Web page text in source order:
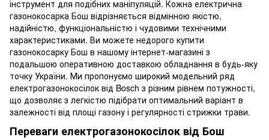
інструмент для подібних маніпуляцій. Кожна електрична
газонокосарка Бош відрізняється відмінною якістю,
надійністю, функціональністю і чудовими технічними
характеристиками. Ви можете недорого купити
газонокосарку Бош в нашому інтернет-магазині з
подальшою оперативною доставкою обладнання в будь-яку
точку України. Ми пропонуємо широкий модельний ряд
електрогазонокосілок від Bosch з різним рівнем потужності,
що дозволяє з легкістю підібрати оптимальний варіант в
залежності від площі газону і регулярності стрижки трави.
Переваги електрогазонокосілок від Бош